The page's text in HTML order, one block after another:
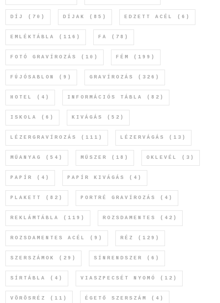
DÍJ (70) DÍJAK (85) EDZETT ACÉL (6)
EMLÉKTÁBLA (116) FA (78)
FOTÓ GRAVÍROZÁS (10) FÉM (199)
FÚJÓSABLON (9) GRAVÍROZÁS (326)
HOTEL (4) INFORMÁCIÓS TÁBLA (82)
ISKOLA (6) KIVÁGÁS (52)
LÉZERGRAVÍROZÁS (111) LÉZERVÁGÁS (13)
MŰANYAG (54) MŰSZER (18) OKLEVÉL (3)
PAPÍR (4) PAPÍR KIVÁGÁS (4)
PLAKETT (82) PORTRÉ GRAVÍROZÁS (4)
REKLÁMTÁBLA (119) ROZSDAMENTES (42)
ROZSDAMENTES ACÉL (9) RÉZ (129)
SZERSZÁMOK (29) SÍNRENDSZER (6)
SÍRTÁBLA (4) VIASZPECSÉT NYOMÓ (12)
VÖRÖSRÉZ (11) ÉGETŐ SZERSZÁM (4)